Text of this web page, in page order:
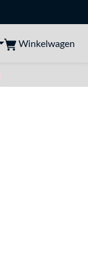
Winkelwagen